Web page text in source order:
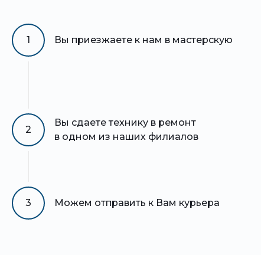
1 Вы приезжаете к нам в мастерскую
2
Вы сдаете технику в ремонт
в одном из наших филиалов
3 Можем отправить к Вам курьера